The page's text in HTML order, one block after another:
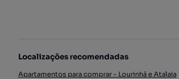
Localizações recomendadas
Apartamentos para comprar - Lourinhã e Atalaia